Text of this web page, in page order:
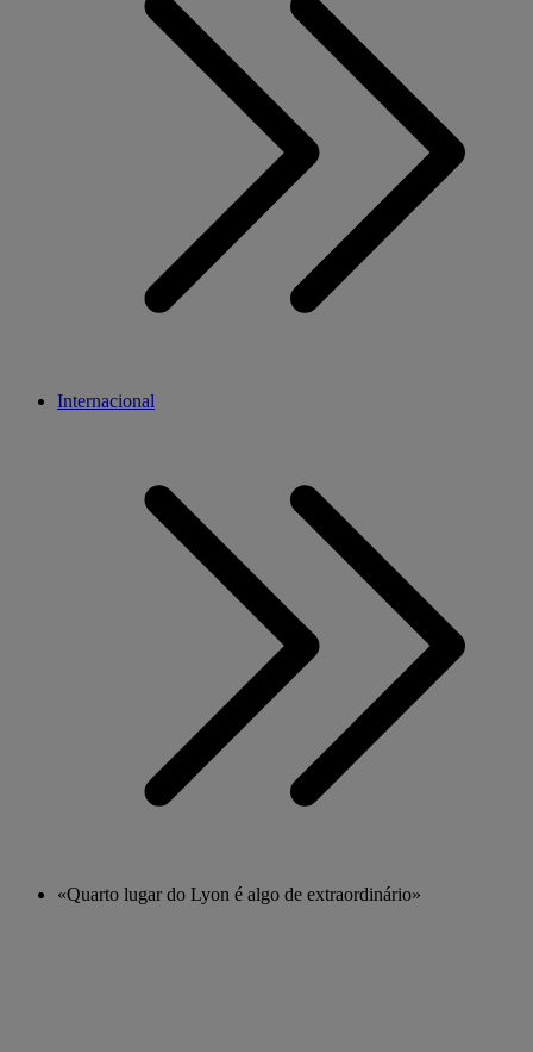
Internacional
«Quarto lugar do Lyon é algo de extraordinário»